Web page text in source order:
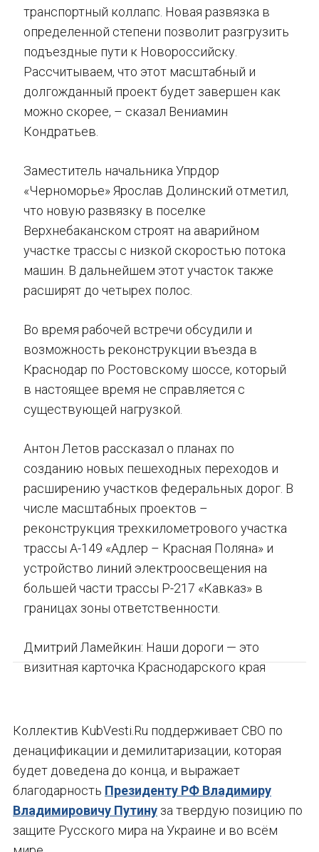
транспортный коллапс. Новая развязка в
определенной степени позволит разгрузить
подъездные пути к Новороссийску.
Рассчитываем, что этот масштабный и
долгожданный проект будет завершен как
можно скорее, – сказал Вениамин
Кондратьев.
Заместитель начальника Упрдор
«Черноморье» Ярослав Долинский отметил,
что новую развязку в поселке
Верхнебаканском строят на аварийном
участке трассы с низкой скоростью потока
машин. В дальнейшем этот участок также
расширят до четырех полос.
Во время рабочей встречи обсудили и
возможность реконструкции въезда в
Краснодар по Ростовскому шоссе, который
в настоящее время не справляется с
существующей нагрузкой.
Антон Летов рассказал о планах по
созданию новых пешеходных переходов и
расширению участков федеральных дорог. В
числе масштабных проектов –
реконструкция трехкилометрового участка
трассы А-149 «Адлер – Красная Поляна» и
устройство линий электроосвещения на
большей части трассы Р-217 «Кавказ» в
границах зоны ответственности.
Дмитрий Ламейкин: Наши дороги — это
визитная карточка Краснодарского края
Коллектив KubVesti.Ru поддерживает СВО по
денацификации и демилитаризации, которая
будет доведена до конца, и выражает
благодарность Президенту РФ Владимиру
Владимировичу Путину за твердую позицию по
защите Русского мира на Украине и во всём